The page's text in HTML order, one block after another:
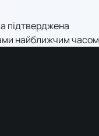
підтверджена
найближчим часом